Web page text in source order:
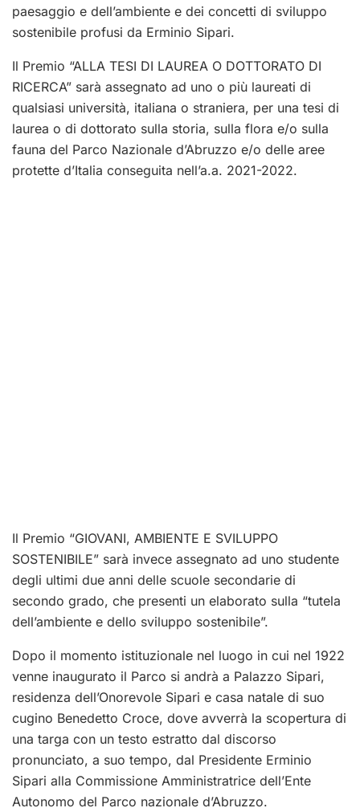
paesaggio e dell’ambiente e dei concetti di sviluppo
sostenibile profusi da Erminio Sipari.
Il Premio “ALLA TESI DI LAUREA O DOTTORATO DI
RICERCA” sarà assegnato ad uno o più laureati di
qualsiasi università, italiana o straniera, per una tesi di
laurea o di dottorato sulla storia, sulla flora e/o sulla
fauna del Parco Nazionale d’Abruzzo e/o delle aree
protette d’Italia conseguita nell’a.a. 2021-2022.
Il Premio “GIOVANI, AMBIENTE E SVILUPPO
SOSTENIBILE” sarà invece assegnato ad uno studente
degli ultimi due anni delle scuole secondarie di
secondo grado, che presenti un elaborato sulla “tutela
dell’ambiente e dello sviluppo sostenibile”.
Dopo il momento istituzionale nel luogo in cui nel 1922
venne inaugurato il Parco si andrà a Palazzo Sipari,
residenza dell’Onorevole Sipari e casa natale di suo
cugino Benedetto Croce, dove avverrà la scopertura di
una targa con un testo estratto dal discorso
pronunciato, a suo tempo, dal Presidente Erminio
Sipari alla Commissione Amministratrice dell’Ente
Autonomo del Parco nazionale d’Abruzzo.